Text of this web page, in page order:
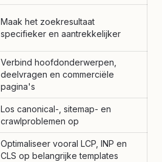
Maak het zoekresultaat
specifieker en aantrekkelijker
Verbind hoofdonderwerpen,
deelvragen en commerciële
pagina's
Los canonical-, sitemap- en
crawlproblemen op
Optimaliseer vooral LCP, INP en
CLS op belangrijke templates